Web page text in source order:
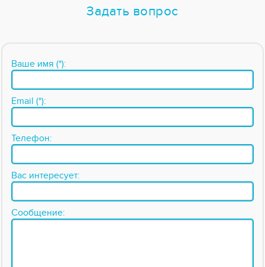
Задать вопрос
Ваше имя (*):
Email (*):
Телефон:
Вас интересует:
Сообщение: